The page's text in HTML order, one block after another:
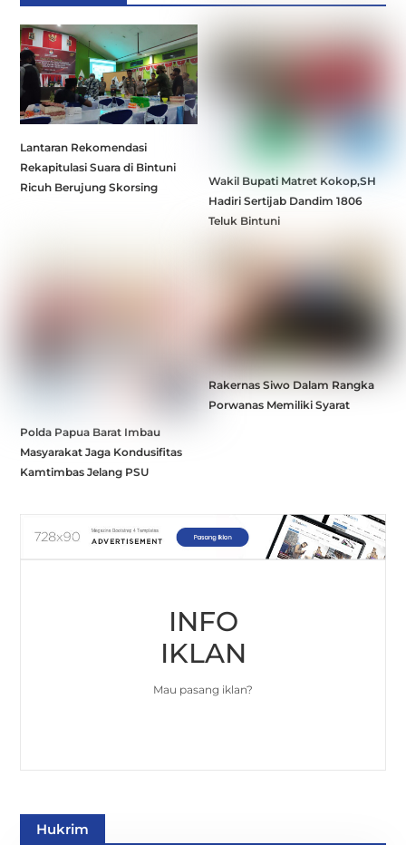
Lantaran Rekomendasi
Rekapitulasi Suara di Bintuni
Ricuh Berujung Skorsing
Wakil Bupati Matret Kokop,SH
Hadiri Sertijab Dandim 1806
Teluk Bintuni
Polda Papua Barat Imbau
Masyarakat Jaga Kondusifitas
Kamtimbas Jelang PSU
Rakernas Siwo Dalam Rangka
Porwanas Memiliki Syarat
INFO
IKLAN
Mau pasang iklan?
Hukrim